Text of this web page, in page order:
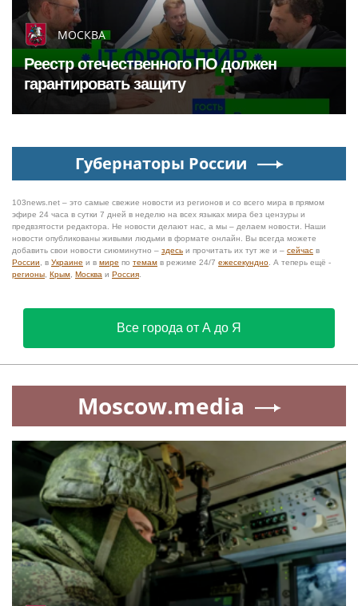
МОСКВА
Реестр отечественного ПО должен
гарантировать защиту
Губернаторы России
103news.net – это самые свежие новости из регионов и со всего мира в прямом
эфире 24 часа в сутки 7 дней в неделю на всех языках мира без цензуры и
предвзятости редактора. Не новости делают нас, а мы – делаем новости. Наши
новости опубликованы живыми людьми в формате онлайн. Вы всегда можете
добавить свои новости сиюминутно – здесь и прочитать их тут же и – сейчас в
России , в Украине и в мире по темам в режиме 24/7 ежесекундно . А теперь ещё -
регионы Крым Москва и Россия
Все города от А до Я
Moscow.media